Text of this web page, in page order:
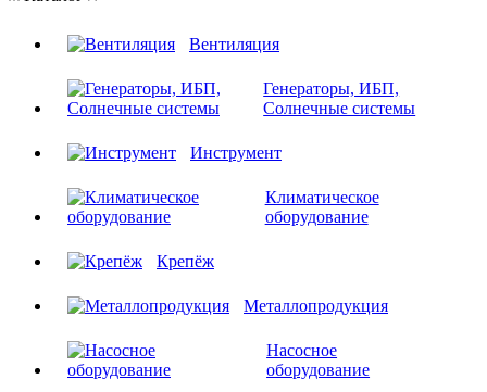
Вентиляция
Генераторы, ИБП,
Солнечные системы
Инструмент
Климатическое
оборудование
Крепёж
Металлопродукция
Насосное
оборудование